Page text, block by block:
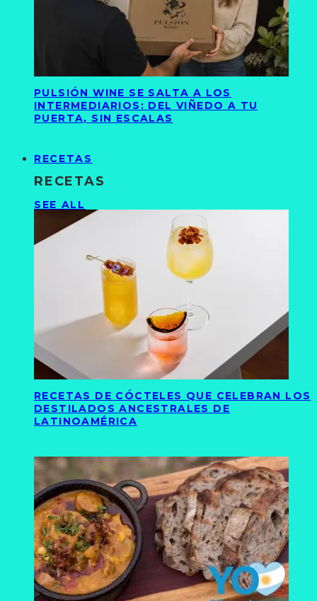
PULSIÓN WINE SE SALTA A LOS
INTERMEDIARIOS: DEL VIÑEDO A TU
PUERTA, SIN ESCALAS
RECETAS
RECETAS
SEE ALL
RECETAS DE CÓCTELES QUE CELEBRAN LOS
DESTILADOS ANCESTRALES DE
LATINOAMÉRICA